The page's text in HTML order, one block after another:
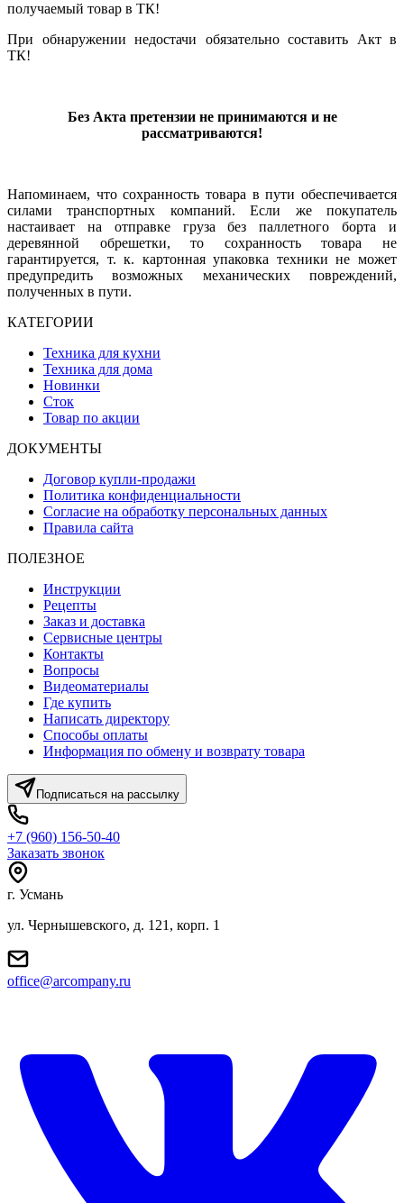
получаемый товар в ТК!
При обнаружении недостачи обязательно составить Акт в
ТК!
Без Акта претензии не принимаются и не
рассматриваются!
Напоминаем, что сохранность товара в пути обеспечивается
силами транспортных компаний. Если же покупатель
настаивает на отправке груза без паллетного борта и
деревянной обрешетки, то сохранность товара не
гарантируется, т. к. картонная упаковка техники не может
предупредить возможных механических повреждений,
полученных в пути.
КАТЕГОРИИ
Техника для кухни
Техника для дома
Новинки
Сток
Товар по акции
ДОКУМЕНТЫ
Договор купли-продажи
Политика конфиденциальности
Согласие на обработку персональных данных
Правила сайта
ПОЛЕЗНОЕ
Инструкции
Рецепты
Заказ и доставка
Сервисные центры
Контакты
Вопросы
Видеоматериалы
Где купить
Написать директору
Способы оплаты
Информация по обмену и возврату товара
Подписаться на рассылку
+7 (960) 156-50-40
Заказать звонок
г. Усмань
ул. Чернышевского, д. 121, корп. 1
office@arcompany.ru